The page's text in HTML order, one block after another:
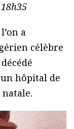
a
célèbre
un hôpital de